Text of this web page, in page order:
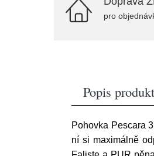
pro
Popis
Pohovka Pescara
ní si maximálně